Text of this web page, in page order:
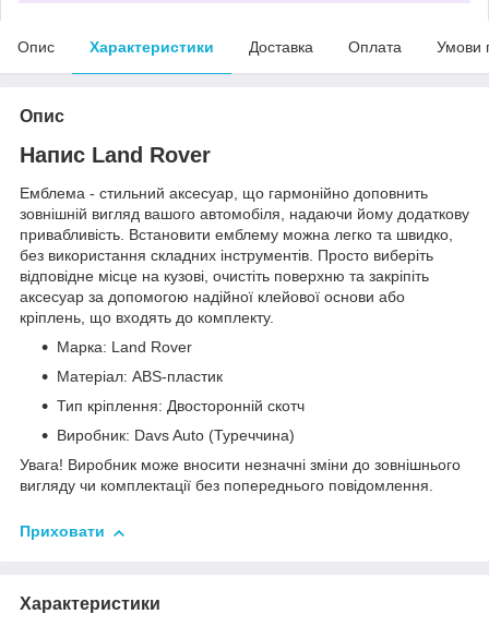
Опис Характеристики Доставка Оплата Умови
Опис
Напис Land Rover
Емблема - стильний аксесуар, що гармонійно доповнить
зовнішній вигляд вашого автомобіля, надаючи йому додаткову
привабливість. Встановити емблему можна легко та швидко,
без використання складних інструментів. Просто виберіть
відповідне місце на кузові, очистіть поверхню та закріпіть
аксесуар за допомогою надійної клейової основи або
кріплень, що входять до комплекту.
Марка: Land Rover
Матеріал: ABS-пластик
Тип кріплення: Двосторонній скотч
Виробник: Davs Auto (Туреччина)
Увага! Виробник може вносити незначні зміни до зовнішнього
вигляду чи комплектації без попереднього повідомлення.
Приховати
Характеристики